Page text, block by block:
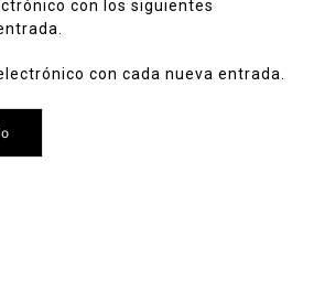
con los siguientes
con cada nueva entrada.